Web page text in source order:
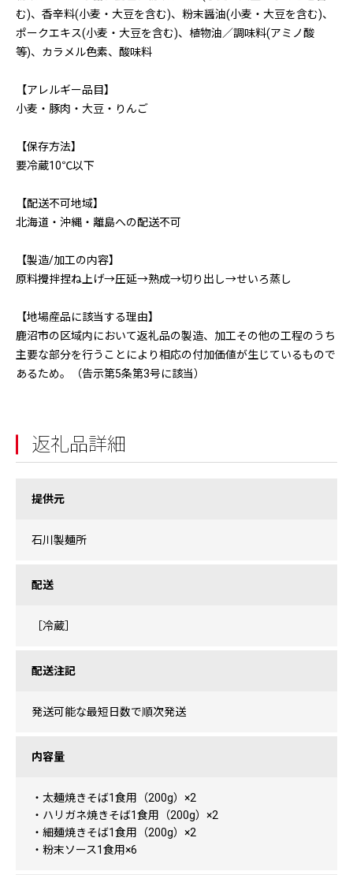
む)、香辛料(小麦・大豆を含む)、粉末醤油(小麦・大豆を含む)、
ポークエキス(小麦・大豆を含む)、植物油／調味料(アミノ酸
等)、カラメル色素、酸味料
【アレルギー品目】
小麦・豚肉・大豆・りんご
【保存方法】
要冷蔵10℃以下
【配送不可地域】
北海道・沖縄・離島への配送不可
【製造/加工の内容】
原料攪拌捏ね上げ→圧延→熟成→切り出し→せいろ蒸し
【地場産品に該当する理由】
鹿沼市の区域内において返礼品の製造、加工その他の工程のうち
主要な部分を行うことにより相応の付加価値が生じているもので
あるため。（告示第5条第3号に該当）
返礼品詳細
提供元
石川製麺所
配送
［冷蔵］
配送注記
発送可能な最短日数で順次発送
内容量
・太麺焼きそば1食用（200g）×2
・ハリガネ焼きそば1食用（200g）×2
・細麺焼きそば1食用（200g）×2
・粉末ソース1食用×6